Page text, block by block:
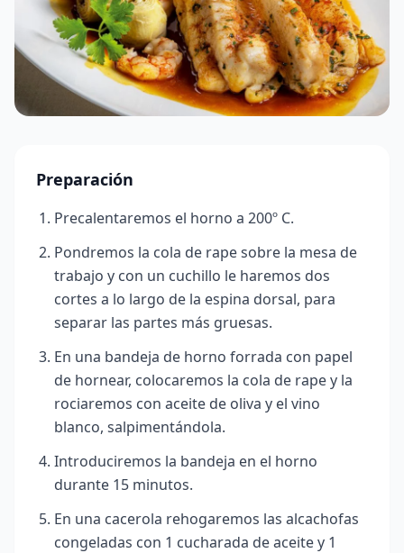
Preparación
Precalentaremos el horno a 200º C.
Pondremos la cola de rape sobre la mesa de
trabajo y con un cuchillo le haremos dos
cortes a lo largo de la espina dorsal, para
separar las partes más gruesas.
En una bandeja de horno forrada con papel
de hornear, colocaremos la cola de rape y la
rociaremos con aceite de oliva y el vino
blanco, salpimentándola.
Introduciremos la bandeja en el horno
durante 15 minutos.
En una cacerola rehogaremos las alcachofas
congeladas con 1 cucharada de aceite y 1